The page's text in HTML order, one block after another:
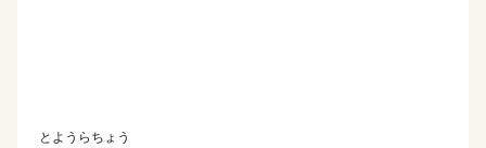
とようらちょう